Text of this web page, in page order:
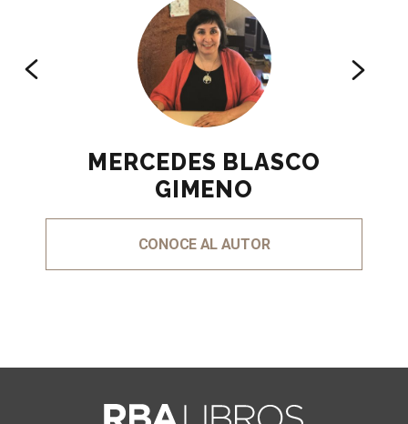
MERCEDES BLASCO
GIMENO
CONOCE AL AUTOR